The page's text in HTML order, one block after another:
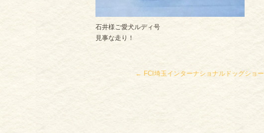
石井様ご愛犬ルディ号
見事な走り！
← FCI埼玉インターナショナルドッグショー